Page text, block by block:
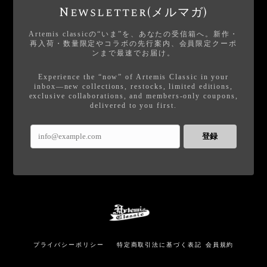
Newsletter(メルマガ)
Artemis classicの“いま”を、あなたの受信箱へ。新作・
再入荷・数量限定やコラボの先行案内、会員限定クーポ
ンまで最速でお届け。
Experience the “now” of Artemis Classic in your
inbox—new collections, restocks, limited editions,
exclusive collaborations, and members-only coupons,
delivered to you first.
登録
プライバシーポリシー 特定商取引法に基づく表記 会員規約